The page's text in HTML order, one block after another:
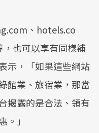
、hotels.co
也可以享有同樣補
示，「如果這些網站
館業、旅宿業，那當
揭露的是合法、領有
。」